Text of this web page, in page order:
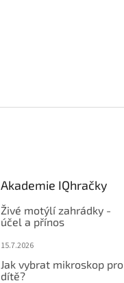
Akademie IQhračky
Živé motýlí zahrádky -
účel a přínos
15.7.2026
Jak vybrat mikroskop pro
dítě?